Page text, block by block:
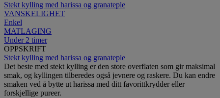
Stekt kylling med harissa og granateple
VANSKELIGHET
Enkel
MATLAGING
Under 2 timer
OPPSKRIFT
Stekt kylling med harissa og granateple
Det beste med stekt kylling er den store overflaten som gir maksimal
smak, og kyllingen tilberedes også jevnere og raskere. Du kan endre
smaken ved å bytte ut harissa med ditt favorittkrydder eller
forskjellige pureer.